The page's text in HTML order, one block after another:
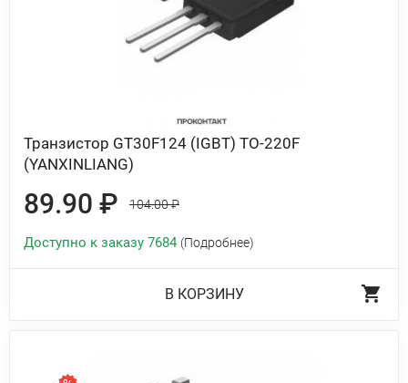
Транзистор GT30F124 (IGBT) TO-220F
(YANXINLIANG)
89.90 ₽ 104.00 ₽
Доступно к заказу 7684 (Подробнее)
В КОРЗИНУ